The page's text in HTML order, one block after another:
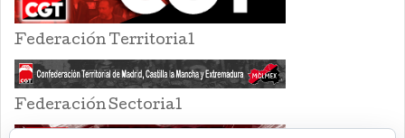
Federación Territorial
Federación Sectorial